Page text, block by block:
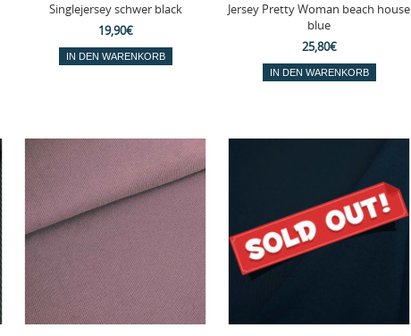
Singlejersey schwer black
19,90€
Jersey Pretty Woman beach house
blue
25,80€